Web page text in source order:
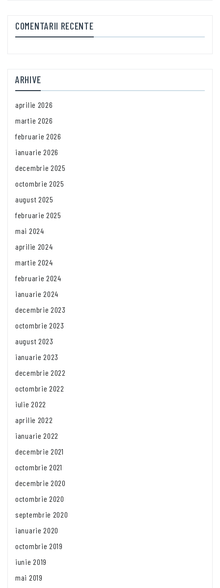
COMENTARII RECENTE
ARHIVE
aprilie 2026
martie 2026
februarie 2026
ianuarie 2026
decembrie 2025
octombrie 2025
august 2025
februarie 2025
mai 2024
aprilie 2024
martie 2024
februarie 2024
ianuarie 2024
decembrie 2023
octombrie 2023
august 2023
ianuarie 2023
decembrie 2022
octombrie 2022
iulie 2022
aprilie 2022
ianuarie 2022
decembrie 2021
octombrie 2021
decembrie 2020
octombrie 2020
septembrie 2020
ianuarie 2020
octombrie 2019
iunie 2019
mai 2019